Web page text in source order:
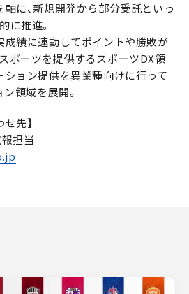
軸に、新規開発から部分受託といっ
に推進。
成績に連動してポイントや勝敗が
ポーツを提供するスポーツDX領
ション提供を異業種向けに行って
領域を展開。
先】
担当